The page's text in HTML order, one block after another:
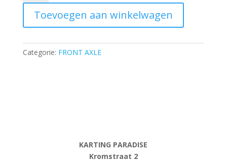
peg
4x8
aantal
Toevoegen aan winkelwagen
Categorie: FRONT AXLE
KARTING PARADISE
Kromstraat 2